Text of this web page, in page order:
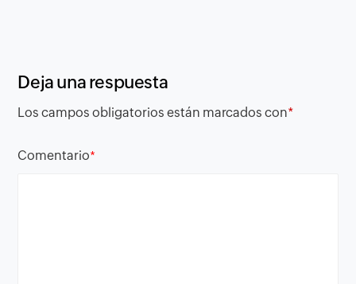
Deja una respuesta
Los campos obligatorios están marcados con*
Comentario*